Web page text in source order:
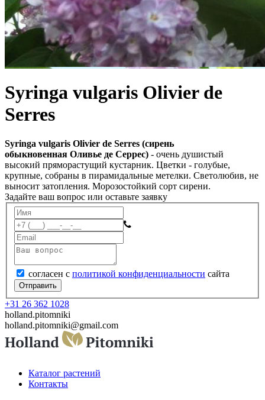
Syringa vulgaris Olivier de
Serres
Syringa vulgaris Olivier de Serres (сирень
обыкновенная Оливье де Серрес) - очень душистый
высокий пряморастущий кустарник. Цветки - голубые,
крупные, собраны в пирамидальные метелки. Светолюбив, не
выносит затопления. Морозостойкий сорт сирени.
Задайте ваш вопрос или оставьте заявку
согласен с политикой конфиденциальности сайта
Отправить
+31 26 362 1028
holland.pitomniki
holland.pitomniki@gmail.com
Каталог растений
Контакты